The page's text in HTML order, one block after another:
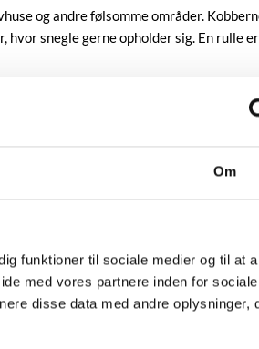
Om
funktioner til sociale medier og til at
med vores partnere inden for sociale
disse data med andre oplysninger,
og andre følsomme områder.
snegle gerne opholder sig. En rulle
en beplantning.